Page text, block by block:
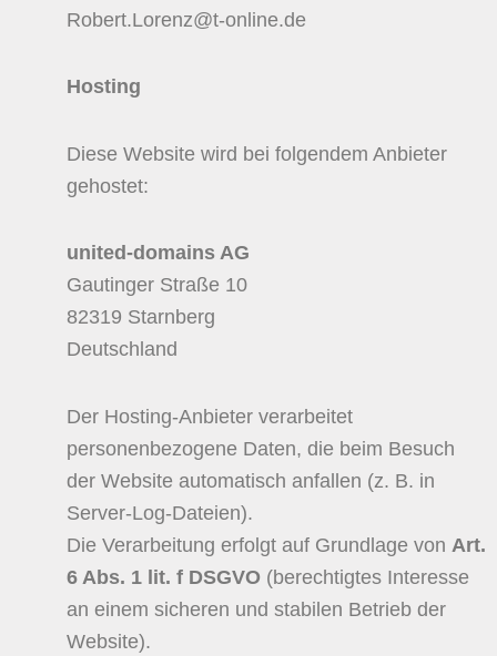
Robert.Lorenz@t-online.de
Hosting
Diese Website wird bei folgendem Anbieter
gehostet:
united-domains AG
Gautinger Straße 10
82319 Starnberg
Deutschland
Der Hosting-Anbieter verarbeitet
personenbezogene Daten, die beim Besuch
der Website automatisch anfallen (z. B. in
Server-Log-Dateien).
Die Verarbeitung erfolgt auf Grundlage von Art.
6 Abs. 1 lit. f DSGVO (berechtigtes Interesse
an einem sicheren und stabilen Betrieb der
Website).